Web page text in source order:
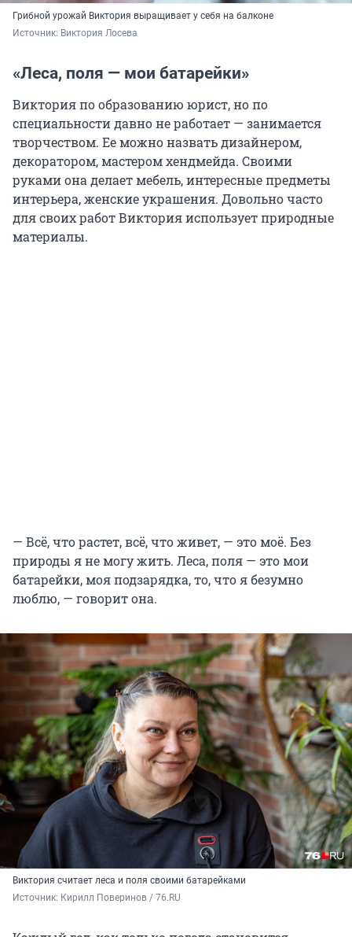
Грибной урожай Виктория выращивает у себя на балконе
Источник: Виктория Лосева
«Леса, поля — мои батарейки»
Виктория по образованию юрист, но по
специальности давно не работает — занимается
творчеством. Ее можно назвать дизайнером,
декоратором, мастером хендмейда. Своими
руками она делает мебель, интересные предметы
интерьера, женские украшения. Довольно часто
для своих работ Виктория использует природные
материалы.
— Всё, что растет, всё, что живет, — это моё. Без
природы я не могу жить. Леса, поля — это мои
батарейки, моя подзарядка, то, что я безумно
люблю, — говорит она.
Виктория считает леса и поля своими батарейками
Источник: Кирилл Поверинов / 76.RU